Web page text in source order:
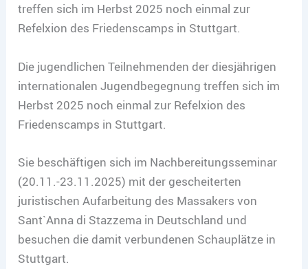
treffen sich im Herbst 2025 noch einmal zur
Refelxion des Friedenscamps in Stuttgart.
Die jugendlichen Teilnehmenden der diesjährigen
internationalen Jugendbegegnung treffen sich im
Herbst 2025 noch einmal zur Refelxion des
Friedenscamps in Stuttgart.
Sie beschäftigen sich im Nachbereitungsseminar
(20.11.-23.11.2025) mit der gescheiterten
juristischen Aufarbeitung des Massakers von
Sant`Anna di Stazzema in Deutschland und
besuchen die damit verbundenen Schauplätze in
Stuttgart.